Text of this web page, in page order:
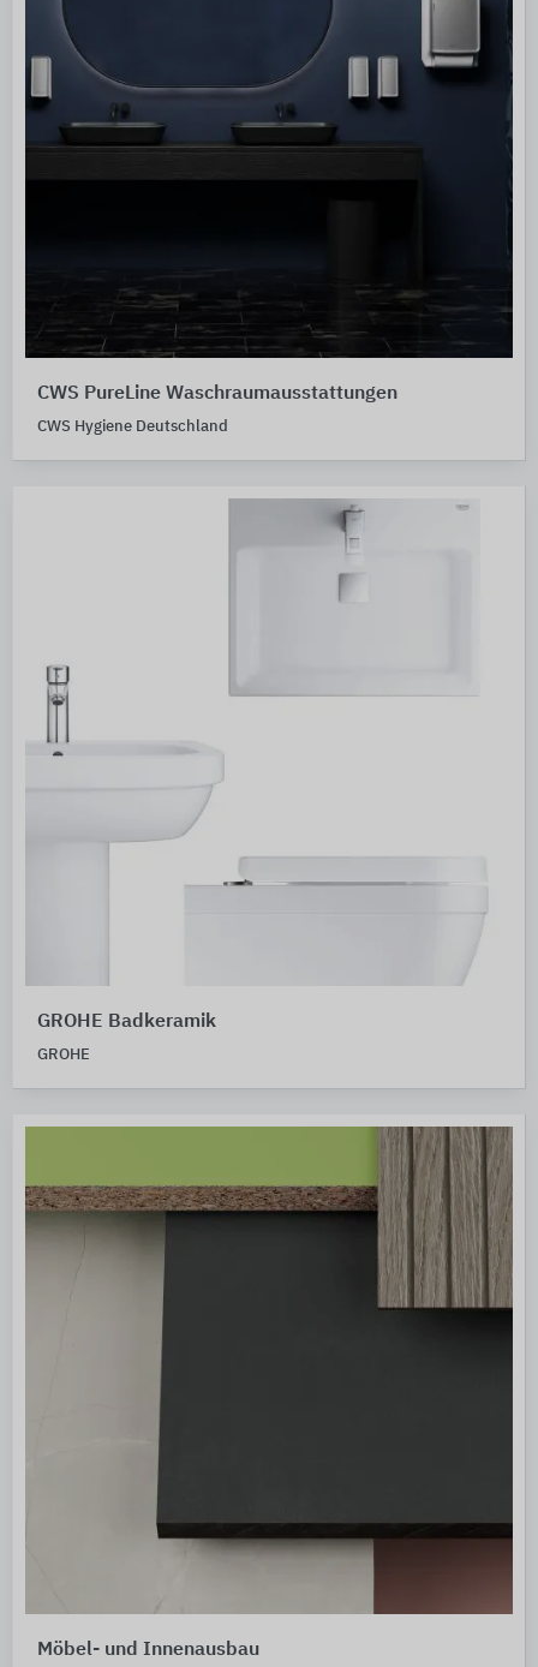
CWS PureLine Waschraumausstattungen
CWS Hygiene Deutschland
GROHE Badkeramik
GROHE
Möbel- und Innenausbau